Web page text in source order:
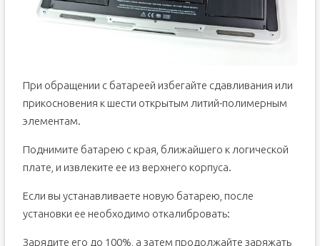
При обращении с батареей избегайте сдавливания или
прикосновения к шести открытым литий-полимерным
элементам.
Поднимите батарею с края, ближайшего к логической
плате, и извлеките ее из верхнего корпуса.
Если вы устанавливаете новую батарею, после
установки ее необходимо откалибровать:
Зарядите его до 100%, а затем продолжайте заряжать